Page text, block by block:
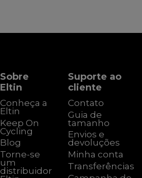
Sobre
Eltin
Conheça a
Eltin
Keep On
Cycling
Blog
Torne-se
um
distribuidor
Suporte ao
cliente
Contato
Guia de
tamanho
Envios e
devoluções
Minha conta
Transferências